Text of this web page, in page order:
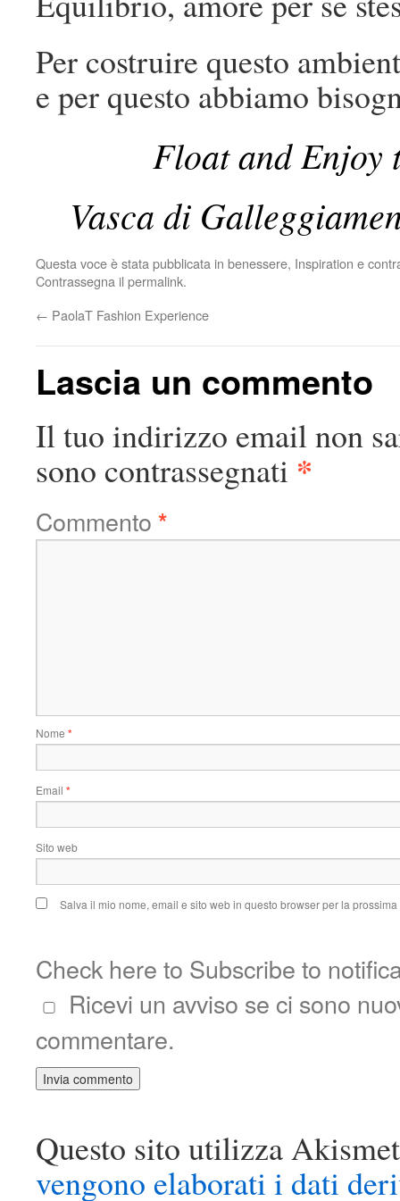
Per costruire questo
e per questo abbiamo
Float and Enjoy
Vasca di
Questa voce è stata pubblicata in benessere, Inspiration e
Contrassegna il permalink.
← PaolaT Fashion Experience
Lascia un commento
Il tuo indirizzo email non
sono contrassegnati *
Commento *
Nome *
Email *
Sito web
Salva il mio nome, email e sito web in questo browser per la
Check here to Subscribe to
Ricevi un avviso se ci sono
commentare.
Questo sito utilizza
vengono elaborati i dati